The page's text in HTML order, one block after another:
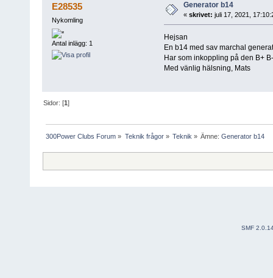
E28535
Nykomling
Antal inlägg: 1
Generator b14
« skrivet: juli 17, 2021,
Hejsan
En b14 med sav marchal
Har som inkoppling på den B+
Med vänlig hälsning, Mats
Sidor: [1]
300Power Clubs Forum » Teknik frågor» Teknik » Ämne:Generator b14
SMF